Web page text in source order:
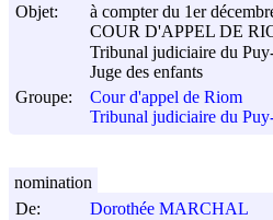
Objet:
à compter du 1er
COUR D'APPEL DE
Tribunal judiciaire du
Juge des enfants
Groupe:
Cour d'appel de Riom
Tribunal judiciaire du
De:
Dorothée MARCHAL
nomination